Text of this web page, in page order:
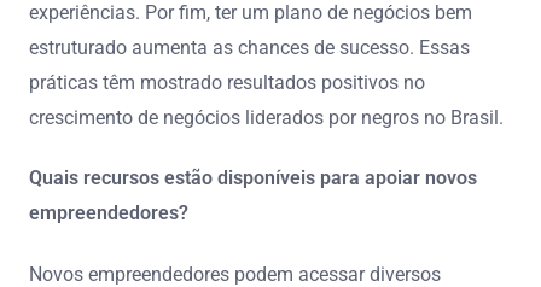
experiências. Por fim, ter um plano de negócios bem
estruturado aumenta as chances de sucesso. Essas
práticas têm mostrado resultados positivos no
crescimento de negócios liderados por negros no Brasil.
Quais recursos estão disponíveis para apoiar novos
empreendedores?
Novos empreendedores podem acessar diversos